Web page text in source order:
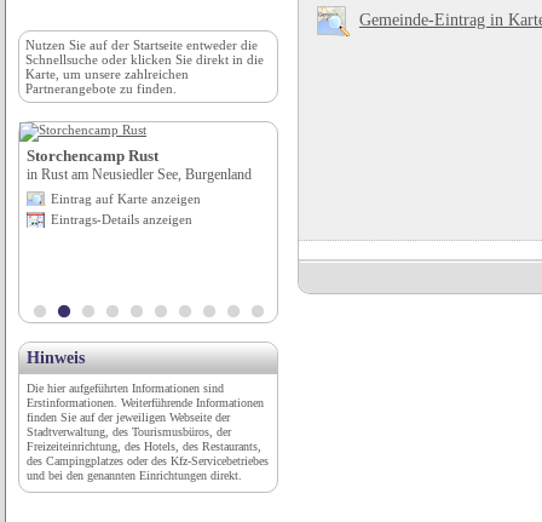
Gemeinde-Eintrag in
Nutzen Sie auf der Startseite entweder die
Schnellsuche oder klicken Sie direkt in die
Karte, um unsere zahlreichen
Partnerangebote zu finden.
Storchencamp Rust
in Rust am Neusiedler See, Burgenland
Eintrag auf Karte anzeigen
Eintrags-Details anzeigen
in Bad Driburg, Nordrhein-Westfalen
Eintrag auf Karte anzeigen
Hinweis
Die hier aufgeführten Informationen sind
Erstinformationen. Weiterführende Informationen
finden Sie auf der jeweiligen Webseite der
Stadtverwaltung, des Tourismusbüros, der
Freizeiteinrichtung, des Hotels, des Restaurants,
des Campingplatzes oder des Kfz-Servicebetriebes
und bei den genannten Einrichtungen direkt.